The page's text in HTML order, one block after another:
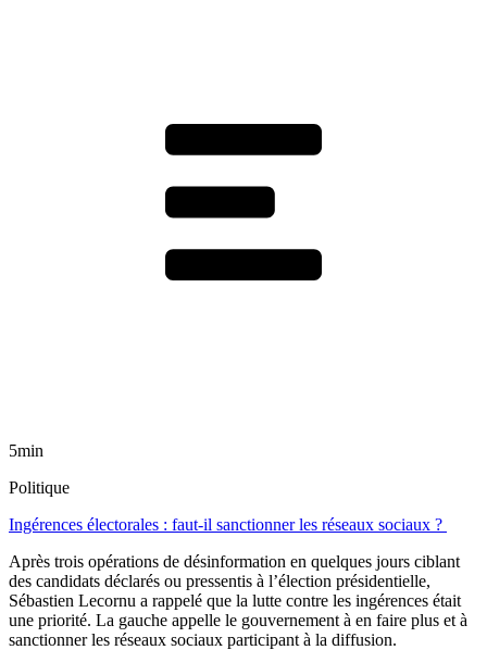
5min
Politique
Ingérences électorales : faut-il sanctionner les réseaux sociaux ?
Après trois opérations de désinformation en quelques jours ciblant
des candidats déclarés ou pressentis à l’élection présidentielle,
Sébastien Lecornu a rappelé que la lutte contre les ingérences était
une priorité. La gauche appelle le gouvernement à en faire plus et à
sanctionner les réseaux sociaux participant à la diffusion.